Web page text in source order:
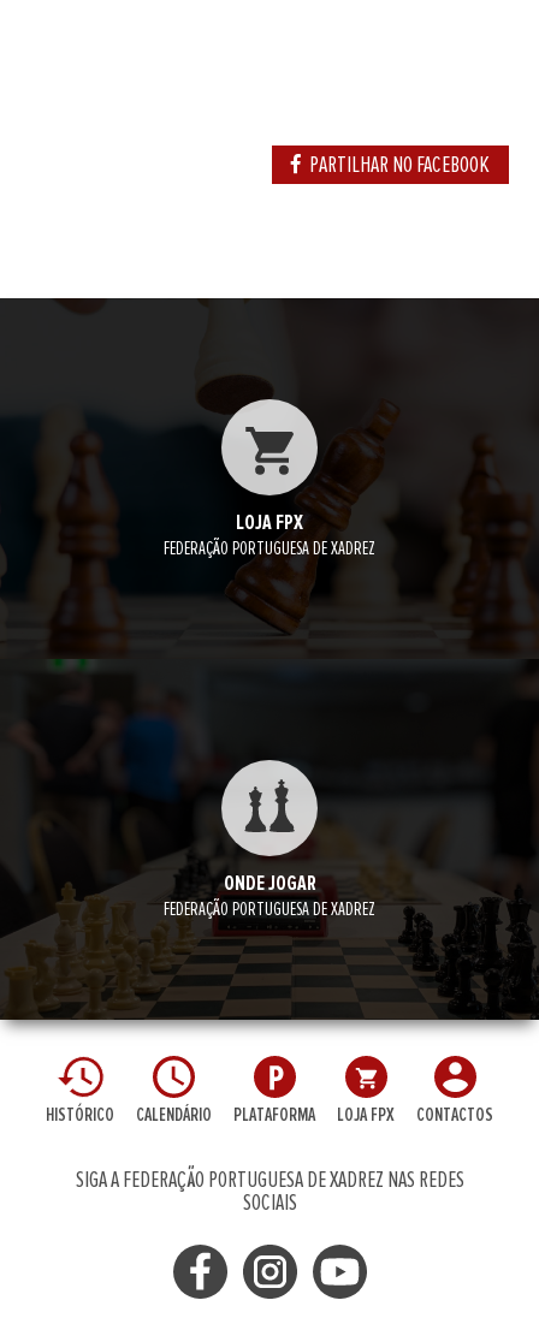
PARTILHAR NO FACEBOOK
LOJA FPX
FEDERAÇÃO PORTUGUESA DE XADREZ
ONDE JOGAR
FEDERAÇÃO PORTUGUESA DE XADREZ
HISTÓRICO CALENDÁRIO PLATAFORMA LOJA FPX CONTACTOS
SIGA A FEDERAÇÃO PORTUGUESA DE XADREZ NAS REDES
SOCIAIS